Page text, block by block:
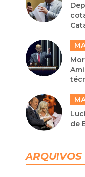
de
ARQUIVOS